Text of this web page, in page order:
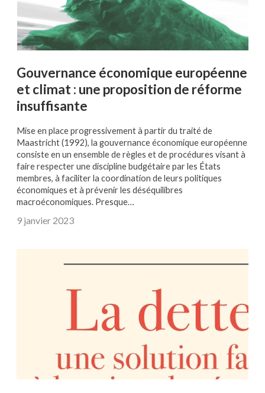
Gouvernance économique européenne
et climat : une proposition de réforme
insuffisante
Mise en place progressivement à partir du traité de
Maastricht (1992), la gouvernance économique européenne
consiste en un ensemble de règles et de procédures visant à
faire respecter une discipline budgétaire par les États
membres, à faciliter la coordination de leurs politiques
économiques et à prévenir les déséquilibres
macroéconomiques. Presque…
9 janvier 2023